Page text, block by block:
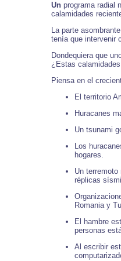
Un programa radial
calamidades
La parte
tenía que intervenir
Dondequiera que
¿Estas
Piensa en el
El territorio
Huracanes
Un tsunami
Los
hogares.
Un
réplicas
Romania y
El hambre
personas
Al escribir